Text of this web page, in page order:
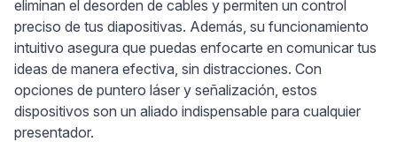
eliminan el desorden de cables y permiten un control
preciso de tus diapositivas. Además, su funcionamiento
intuitivo asegura que puedas enfocarte en comunicar tus
ideas de manera efectiva, sin distracciones. Con
opciones de puntero láser y señalización, estos
dispositivos son un aliado indispensable para cualquier
presentador.